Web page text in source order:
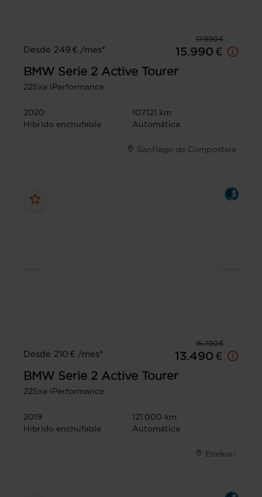
17.990 €
Desde 249 € /mes*
15.990 €
BMW Serie 2 Active Tourer
225xe iPerformance
2020
107.121 km
Híbrido enchufable
Automática
Santiago de Compostela
15.790 €
Desde 210 € /mes*
13.490 €
BMW Serie 2 Active Tourer
225xe iPerformance
2019
121.000 km
Híbrido enchufable
Automática
Enekuri